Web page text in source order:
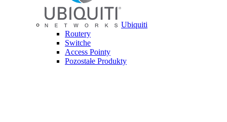
Ubiquiti
Routery
Switche
Access Pointy
Pozostałe Produkty